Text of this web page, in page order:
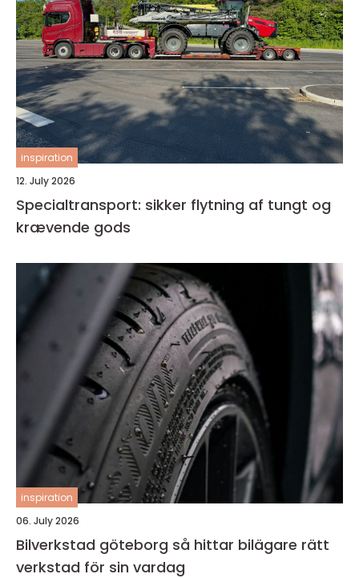
inspiration
12. July 2026
Specialtransport: sikker flytning af tungt og
krævende gods
inspiration
06. July 2026
Bilverkstad göteborg så hittar bilägare rätt
verkstad för sin vardag